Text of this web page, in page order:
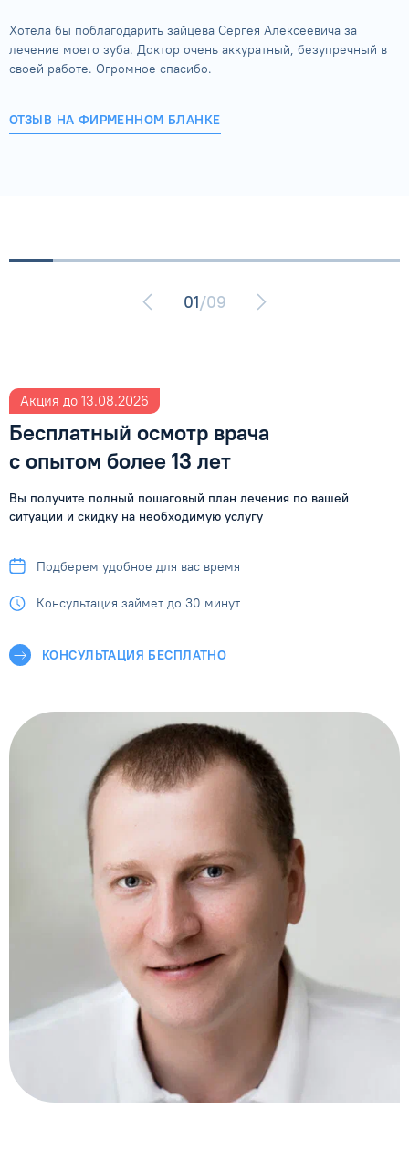
Хотела бы поблагодарить зайцева Сергея Алексеевича за
лечение моего зуба. Доктор очень аккуратный, безупречный в
своей работе. Огромное спасибо.
ОТЗЫВ НА ФИРМЕННОМ БЛАНКЕ
01/09
Акция до 13.08.2026
Бесплатный осмотр врача
с опытом более 13 лет
Вы получите полный пошаговый план лечения по вашей
ситуации и скидку на необходимую услугу
Подберем удобное для вас время
Консультация займет до 30 минут
КОНСУЛЬТАЦИЯ БЕСПЛАТНО